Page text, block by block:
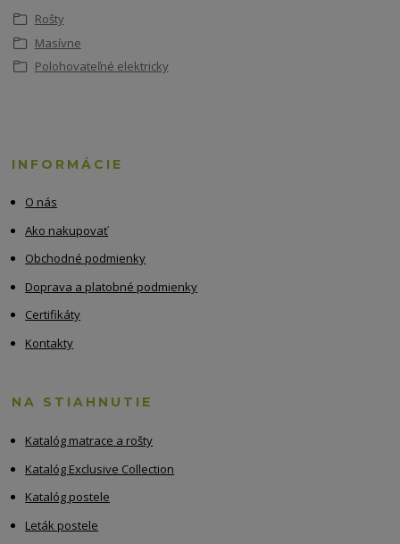
Rošty
Masívne
Polohovateľné elektricky
INFORMÁCIE
O nás
Ako nakupovať
Obchodné podmienky
Doprava a platobné podmienky
Certifikáty
Kontakty
NA STIAHNUTIE
Katalóg matrace a rošty
Katalóg Exclusive Collection
Katalóg postele
Leták postele